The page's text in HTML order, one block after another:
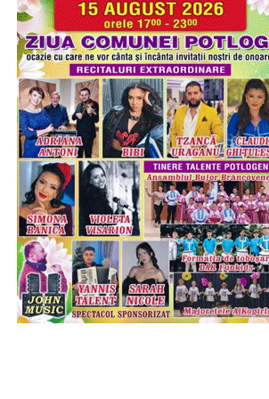
Urmărește Incomod Media și pe
RECLAMA